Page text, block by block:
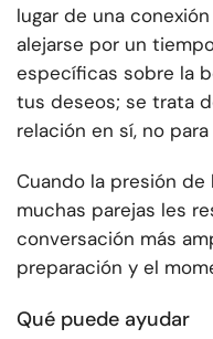
lugar de una
alejarse por un
específicas sobre la
tus deseos; se trata
relación en sí, no
Cuando la presión de
muchas parejas les
conversación más
preparación y el
Qué puede ayudar